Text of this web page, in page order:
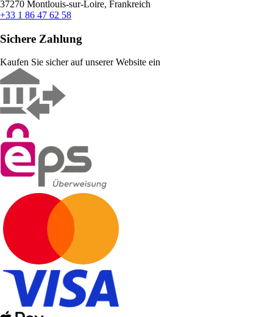
37270 Montlouis-sur-Loire, Frankreich
+33 1 86 47 62 58
Sichere Zahlung
Kaufen Sie sicher auf unserer Website ein